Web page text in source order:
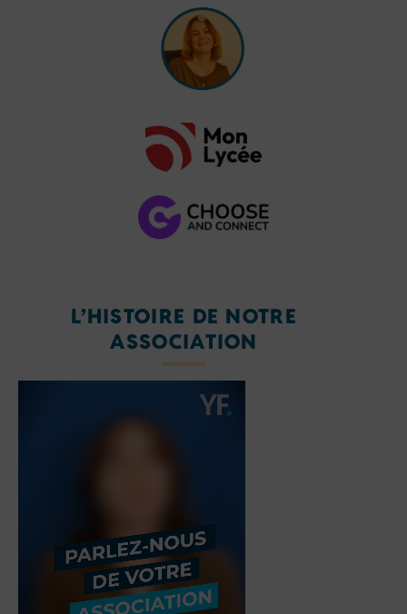
L’HISTOIRE DE NOTRE
ASSOCIATION